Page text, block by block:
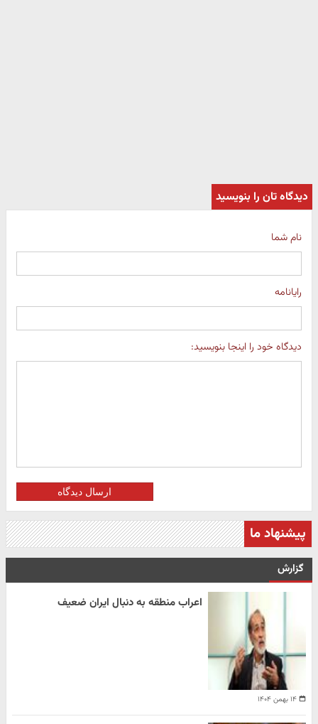
دیدگاه تان را بنویسید
نام شما
رایانامه
دیدگاه خود را اینجا بنویسید:
ارسال دیدگاه
پیشنهاد ما
گزارش
۱۴ بهمن ۱۴۰۴
اعراب منطقه به دنبال ایران ضعیف